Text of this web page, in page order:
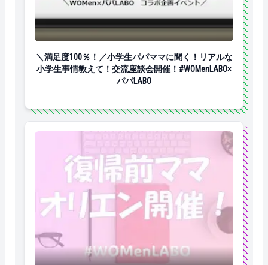
＼満足度100％！／小学生パパママに聞く！リアルな
＼満足度100％！／小学生パパママに聞く！リアルな
小学生事情教えて！交流座談会開催！#WOMenLABO×
パパLABO